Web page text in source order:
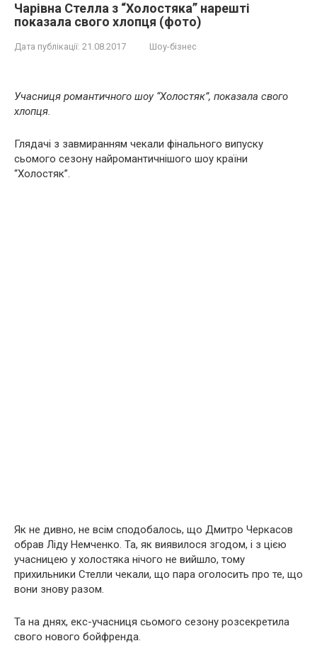
Чарівна Стелла з “Холостяка” нарешті
показала свого хлопця (фото)
Дата публікації: 21.08.2017 Шоу-бізнес
Учасниця романтичного шоу “Холостяк”, показала свого
хлопця.
Глядачі з завмиранням чекали фінального випуску
сьомого сезону найромантичнішого шоу країни
“Холостяк”.
Як не дивно, не всім сподобалось, що Дмитро Черкасов
обрав Ліду Немченко. Та, як виявилося згодом, і з цією
учасницею у холостяка нічого не вийшло, тому
прихильники Стелли чекали, що пара оголосить про те, що
вони знову разом.
Та на днях, екс-учасниця сьомого сезону розсекретила
свого нового бойфренда.